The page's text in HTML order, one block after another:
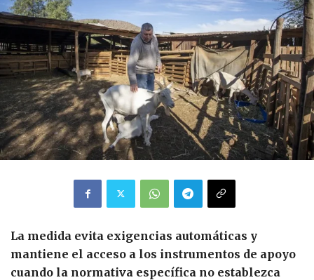
La medida evita exigencias automáticas y
mantiene el acceso a los instrumentos de apoyo
cuando la normativa específica no establezca